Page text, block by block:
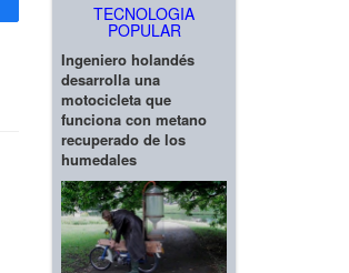
TECNOLOGIA
POPULAR
Ingeniero holandés
desarrolla una
motocicleta que
funciona con metano
recuperado de los
humedales